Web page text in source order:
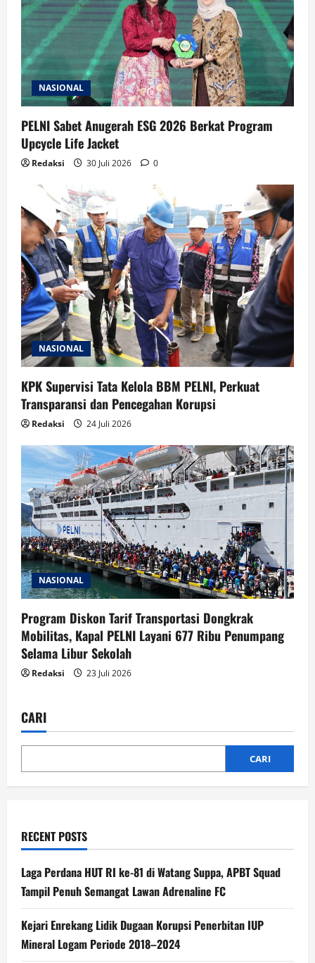
NASIONAL
PELNI Sabet Anugerah ESG 2026 Berkat Program
Upcycle Life Jacket
Redaksi 30 Juli 2026 0
NASIONAL
KPK Supervisi Tata Kelola BBM PELNI, Perkuat
Transparansi dan Pencegahan Korupsi
Redaksi 24 Juli 2026
NASIONAL
Program Diskon Tarif Transportasi Dongkrak
Mobilitas, Kapal PELNI Layani 677 Ribu Penumpang
Selama Libur Sekolah
Redaksi 23 Juli 2026
CARI
CARI
RECENT POSTS
Laga Perdana HUT RI ke-81 di Watang Suppa, APBT Squad
Tampil Penuh Semangat Lawan Adrenaline FC
Kejari Enrekang Lidik Dugaan Korupsi Penerbitan IUP
Mineral Logam Periode 2018–2024